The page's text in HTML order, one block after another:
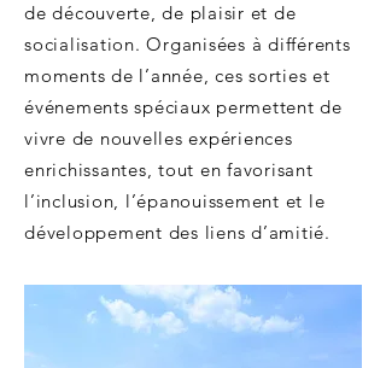
de découverte, de plaisir et de
socialisation. Organisées à différents
moments de l’année, ces sorties et
événements spéciaux permettent de
vivre de nouvelles expériences
enrichissantes, tout en favorisant
l’inclusion, l’épanouissement et le
développement des liens d’amitié.